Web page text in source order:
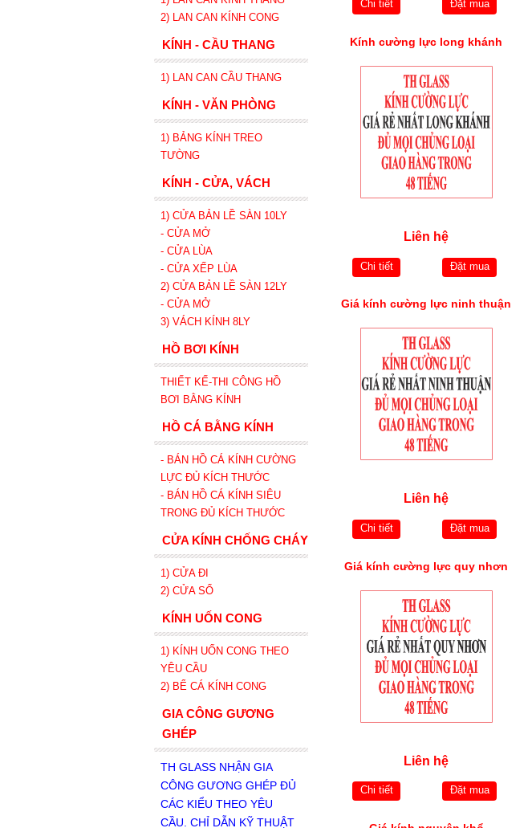
Chi tiết Đặt mua
Kính cường lực long khánh
Liên hệ
Chi tiết Đặt mua
Giá kính cường lực ninh thuận
Liên hệ
Chi tiết Đặt mua
Giá kính cường lực quy nhơn
Liên hệ
Chi tiết Đặt mua
2)
LAN CAN KÍNH CONG
KÍNH - CẦU THANG
1) LAN CAN CẦU THANG
KÍNH - VĂN PHÒNG
1) BẢNG KÍNH TREO
TƯỜNG
KÍNH - CỬA, VÁCH
1) CỬA BẢN LỀ SÀN 10LY
- CỬA MỞ
- CỬA LÙA
- CỬA XẾP LÙA
2) CỬA BẢN LỀ SÀN 12LY
- CỬA MỞ
3) VÁCH KÍNH 8LY
HỒ BƠI KÍNH
THIẾT KẾ-THI CÔNG HỒ
BƠI BẰNG KÍNH
HỒ CÁ BẰNG KÍNH
- BÁN HỒ CÁ KÍNH CƯỜNG
LỰC ĐỦ KÍCH THƯỚC
- BÁN HỒ CÁ KÍNH SIÊU
TRONG ĐỦ KÍCH THƯỚC
CỬA KÍNH CHỐNG CHÁY
1) CỬA ĐI
2) CỬA SỔ
KÍNH UỐN CONG
1) KÍNH UỐN CONG THEO
YÊU CẦU
2) BỂ CÁ KÍNH CONG
GIA CÔNG GƯƠNG
GHÉP
TH GLASS NHẬN GIA
CÔNG GƯƠNG GHÉP ĐỦ
CÁC KIỂU THEO YÊU
CẦU. CHỈ DẪN KỸ THUẬT